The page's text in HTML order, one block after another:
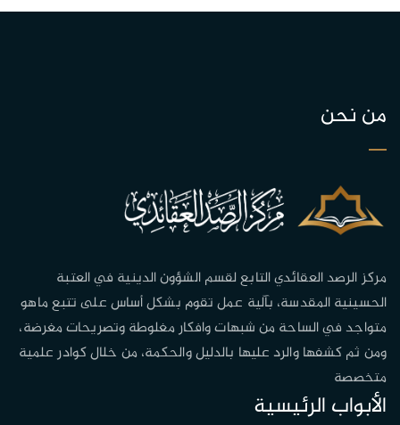
من نحن
مركز الرصد العقائدي التابع لقسم الشؤون الدينية في العتبة
الحسينية المقدسة، بآلية عمل تقوم بشكل أساس على تتبع ماهو
متواجد في الساحة من شبهات وافكار مغلوطة وتصريحات مغرضة،
ومن ثم كشفها والرد عليها بالدليل والحكمة، من خلال كوادر علمية
متخصصة
الأبواب الرئيسية